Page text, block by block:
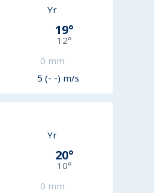
Yr
19°
12°
0 mm
5 (- -) m/s
Yr
20°
10°
0 mm